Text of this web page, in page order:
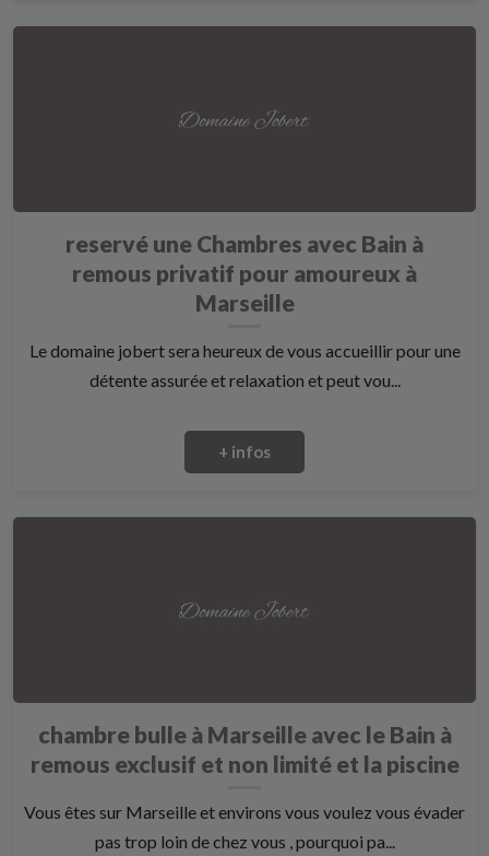
reservé une Chambres avec Bain à
remous privatif pour amoureux à
Marseille
Le domaine jobert sera heureux de vous accueillir pour une
détente assurée et relaxation et peut vou...
+ infos
chambre bulle à Marseille avec le Bain à
remous exclusif et non limité et la piscine
Vous êtes sur Marseille et environs vous voulez vous évader
pas trop loin de chez vous , pourquoi pa...